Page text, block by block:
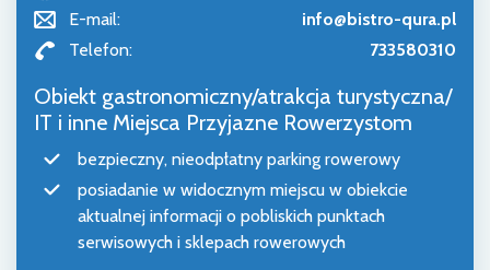
E-mail:
info@bistro-qura.pl
Telefon:
733580310
Obiekt gastronomiczny/atrakcja turystyczna/
IT i inne Miejsca Przyjazne Rowerzystom
bezpieczny, nieodpłatny parking rowerowy
posiadanie w widocznym miejscu w obiekcie
aktualnej informacji o pobliskich punktach
serwisowych i sklepach rowerowych